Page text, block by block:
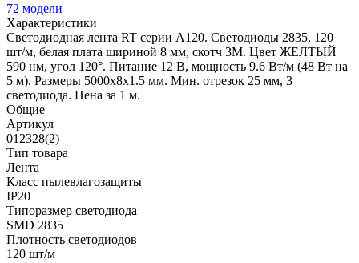
72 модели
Характеристики
Светодиодная лента RT серии A120. Светодиоды 2835, 120
шт/м, белая плата шириной 8 мм, скотч 3M. Цвет ЖЕЛТЫЙ
590 нм, угол 120°. Питание 12 В, мощность 9.6 Вт/м (48 Вт на
5 м). Размеры 5000x8x1.5 мм. Мин. отрезок 25 мм, 3
светодиода. Цена за 1 м.
Общие
Артикул
012328(2)
Тип товара
Лента
Класс пылевлагозащиты
IP20
Типоразмер светодиода
SMD 2835
Плотность светодиодов
120 шт/м